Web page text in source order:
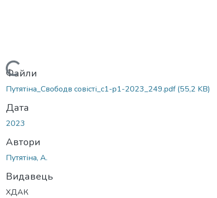
Вантажиться...
Файли
Путятіна_Свободв совісті_c1-p1-2023_249.pdf(55,2 KB)
Дата
2023
Автори
Путятіна, А.
Видавець
ХДАК